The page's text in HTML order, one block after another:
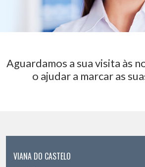
Aguardamos a sua visita às
o ajudar a marcar as
VIANA DO CASTELO